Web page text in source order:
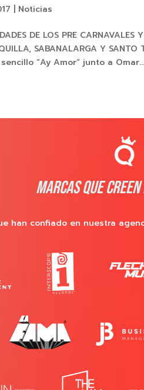
Noticias
DE LOS PRE CARNAVALES
SABANALARGA Y
“Ay Amor” junto a Omar...
MARCAS QUE
han confiado en nuestra